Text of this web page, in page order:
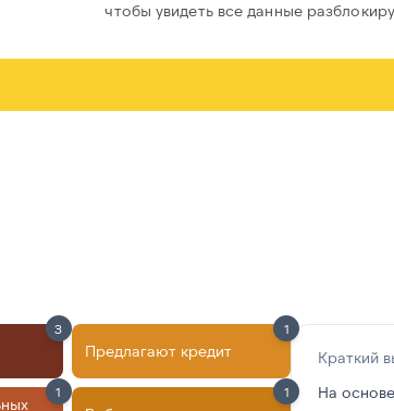
чтобы увидеть все данные
3
Предлагают кредит
1
1 1
Краткий
На